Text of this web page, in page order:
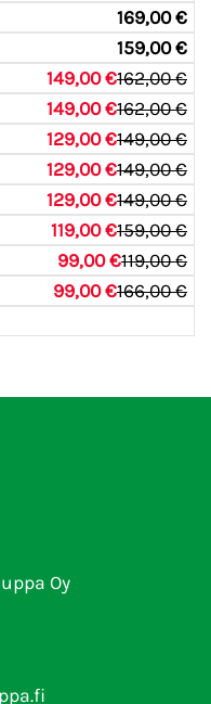
169,00 €
159,00 €
149,00 €162,00 €
149,00 €162,00 €
129,00 €149,00 €
129,00 €149,00 €
129,00 €149,00 €
119,00 €159,00 €
99,00 €119,00 €
99,00 €166,00 €
Oy